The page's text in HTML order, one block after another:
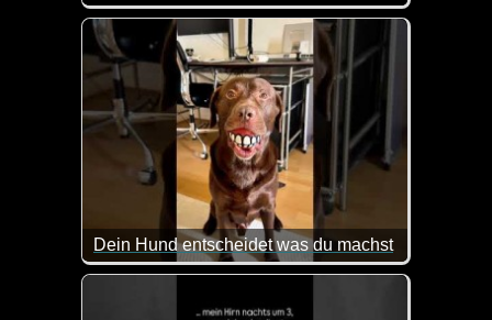
Diese witzigen Szenen mit Hunden bringen dich
Dein Hund entscheidet was du machst
So kann das Leben mit einem Hund durchaus